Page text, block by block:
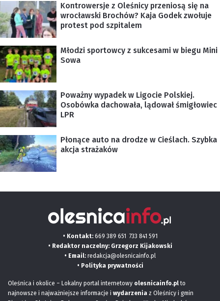
Kontrowersje z Oleśnicy przeniosą się na
wrocławski Brochów? Kaja Godek zwołuje
protest pod szpitalem
Młodzi sportowcy z sukcesami w biegu Mini
Sowa
Poważny wypadek w Ligocie Polskiej.
Osobówka dachowała, lądował śmigłowiec
LPR
Płonące auto na drodze w Cieślach. Szybka
akcja strażaków
• Kontakt: 669 389 651 733 841 591
• Redaktor naczelny: Grzegorz Kijakowski
• Email: redakcja@olesnicainfo.pl
• Polityka prywatności
Oleśnica i okolice – Lokalny portal internetowy olesnicainfo.plto
najnowsze i najważniejsze informacje i wydarzenia z Oleśnicy i gmin